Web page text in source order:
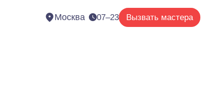
Москва 07–23 Вызвать мастера